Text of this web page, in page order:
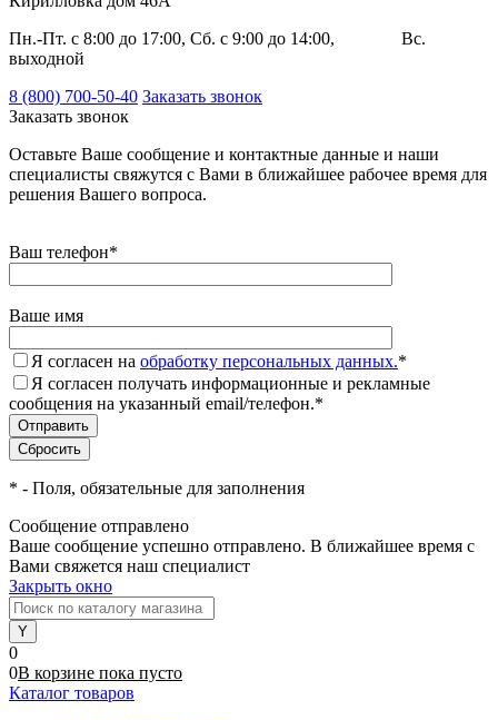
Пн.-Пт. с 8:00 до 17:00, Сб. с 9:00 до 14:00, Вс.
выходной
8 (800) 700-50-40 Заказать звонок
Заказать звонок
Оставьте Ваше сообщение и контактные данные и наши
специалисты свяжутся с Вами в ближайшее рабочее время для
решения Вашего вопроса.
Ваш телефон*
Ваше имя
Я согласен на обработку персональных данных.*
Я согласен получать информационные и рекламные
сообщения на указанный email/телефон.*
* - Поля, обязательные для заполнения
Сообщение отправлено
Ваше сообщение успешно отправлено. В ближайшее время с
Вами свяжется наш специалист
Закрыть окно
0
0В корзине пока пусто
Каталог товаров